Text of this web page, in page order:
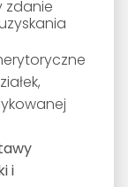
zdanie
i